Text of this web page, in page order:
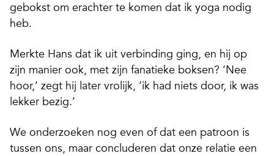
gebokst om erachter te komen dat ik yoga nodig
heb.
Merkte Hans dat ik uit verbinding ging, en hij op
zijn manier ook, met zijn fanatieke boksen? ‘Nee
hoor,’ zegt hij later vrolijk, ‘ik had niets door, ik was
lekker bezig.’
We onderzoeken nog even of dat een patroon is
tussen ons, maar concluderen dat onze relatie een